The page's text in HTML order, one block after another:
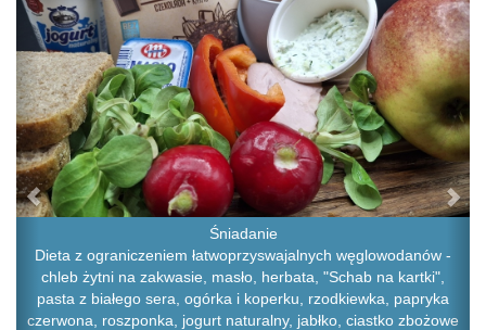
Śniadanie
Dieta z ograniczeniem łatwoprzyswajalnych węglowodanów -
chleb żytni na zakwasie, masło, herbata, "Schab na kartki",
pasta z białego sera, ogórka i koperku, rzodkiewka, papryka
czerwona, roszponka, jogurt naturalny, jabłko, ciastko zbożowe